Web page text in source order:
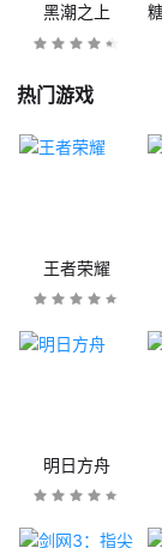
黑潮之上
热门游戏
王者荣耀
明日方舟